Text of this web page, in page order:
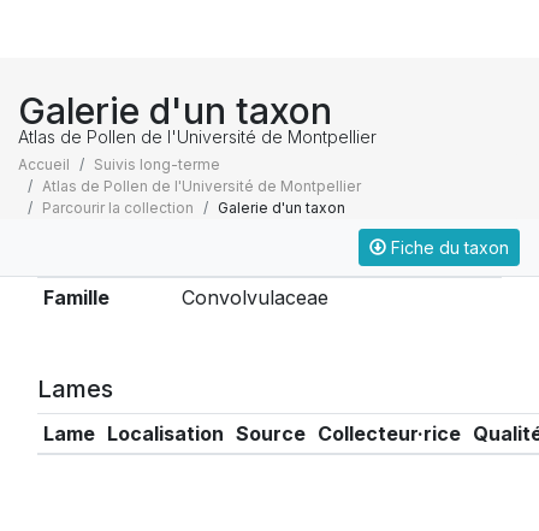
Galerie d'un taxon
Atlas de Pollen de l'Université de Montpellier
Accueil
Suivis long-terme
Atlas de Pollen de l'Université de Montpellier
Parcourir la collection
Galerie d'un taxon
Fiche du taxon
Famille Convolvulaceae
Lames
Lame Localisation Source Collecteur·rice